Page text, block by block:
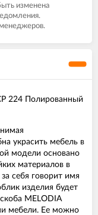
изменена
224 Полированный
украсить мебель в
модели основано
материалов в
себя говорит имя
изделия будет
MELODIA
мебели. Ее можно